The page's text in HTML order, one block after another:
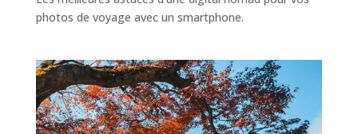
photos de voyage avec un smartphone.